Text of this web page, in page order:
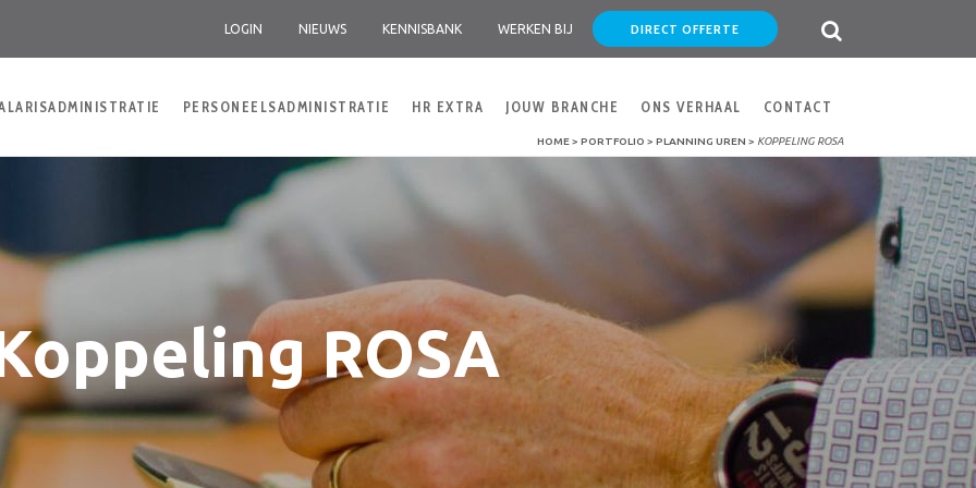
LOGIN NIEUWS KENNISBANK WERKEN BIJ DIRECT OFFERTE
PERSONEELSADMINISTRATIE HR EXTRA JOUW BRANCHE ONS VERHAAL CONTACT
HOME> PORTFOLIO > PLANNING UREN > KOPPELING ROSA
ROSA